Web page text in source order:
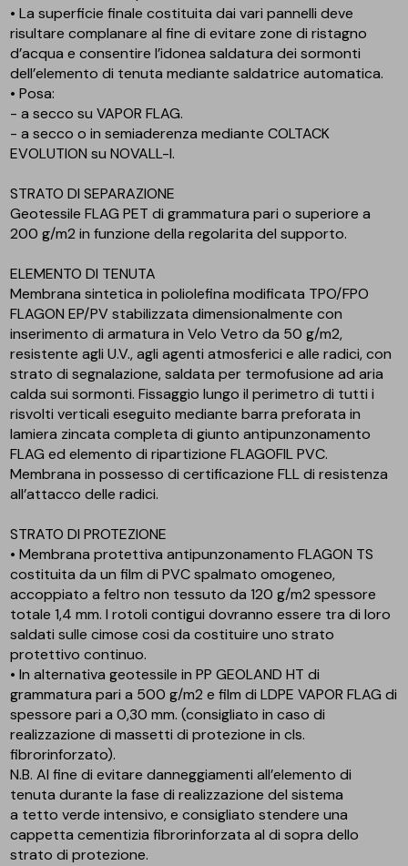
• La superficie finale costituita dai vari pannelli deve
risultare complanare al fine di evitare zone di ristagno
d’acqua e consentire l’idonea saldatura dei sormonti
dell’elemento di tenuta mediante saldatrice automatica.
• Posa:
- a secco su VAPOR FLAG.
- a secco o in semiaderenza mediante COLTACK
EVOLUTION su NOVALL-I.
STRATO DI SEPARAZIONE
Geotessile FLAG PET di grammatura pari o superiore a
200 g/m2 in funzione della regolarita del supporto.
ELEMENTO DI TENUTA
Membrana sintetica in poliolefina modificata TPO/FPO
FLAGON EP/PV stabilizzata dimensionalmente con
inserimento di armatura in Velo Vetro da 50 g/m2,
resistente agli U.V., agli agenti atmosferici e alle radici, con
strato di segnalazione, saldata per termofusione ad aria
calda sui sormonti. Fissaggio lungo il perimetro di tutti i
risvolti verticali eseguito mediante barra preforata in
lamiera zincata completa di giunto antipunzonamento
FLAG ed elemento di ripartizione FLAGOFIL PVC.
Membrana in possesso di certificazione FLL di resistenza
all’attacco delle radici.
STRATO DI PROTEZIONE
• Membrana protettiva antipunzonamento FLAGON TS
costituita da un film di PVC spalmato omogeneo,
accoppiato a feltro non tessuto da 120 g/m2 spessore
totale 1,4 mm. I rotoli contigui dovranno essere tra di loro
saldati sulle cimose cosi da costituire uno strato
protettivo continuo.
• In alternativa geotessile in PP GEOLAND HT di
grammatura pari a 500 g/m2 e film di LDPE VAPOR FLAG di
spessore pari a 0,30 mm. (consigliato in caso di
realizzazione di massetti di protezione in cls.
fibrorinforzato).
N.B. Al fine di evitare danneggiamenti all’elemento di
tenuta durante la fase di realizzazione del sistema
a tetto verde intensivo, e consigliato stendere una
cappetta cementizia fibrorinforzata al di sopra dello
strato di protezione.